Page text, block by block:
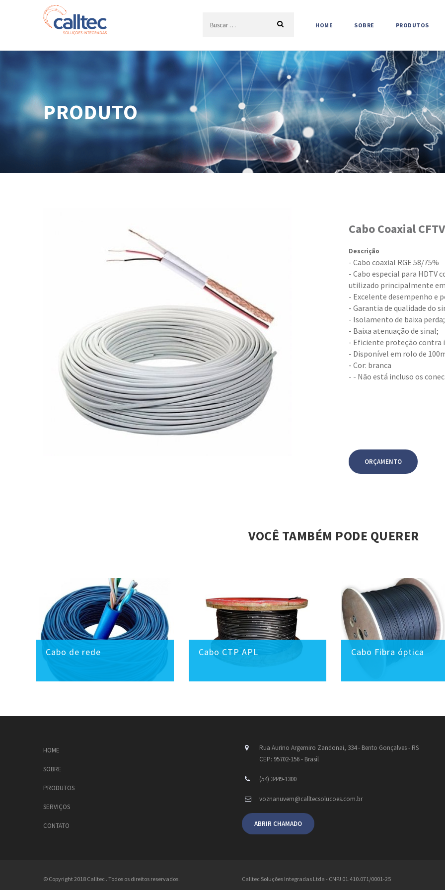
HOME SOBRE PRODUTOS
PRODUTO
Cabo Coaxial CFTV
Descrição
- Cabo coaxial RGE 58/75%
- Cabo especial para HDTV
utilizado principalmente em
- Excelente desempenho e
- Garantia de qualidade do
- Isolamento de baixa perda;
- Baixa atenuação de sinal;
- Eficiente proteção contra
- Disponível em rolo de
- Cor: branca
- - Não está incluso os
ORÇAMENTO
VOCÊ TAMBÉM PODE QUERER
Cabo de rede Cabo CTP APL Cabo Fibra óptica
HOME
SOBRE
PRODUTOS
SERVIÇOS
CONTATO
Rua Aurino Argemiro Zandonai, 334 - Bento Gonçalves - RS
CEP: 95702-156 - Brasil
(54) 3449-1300
voznanuvem@calltecsolucoes.com.br
ABRIR CHAMADO
© Copyright 2018 Calltec . Todos os direitos reservados. Calltec Soluções Integradas Ltda - CNPJ 01.410.071/0001-25